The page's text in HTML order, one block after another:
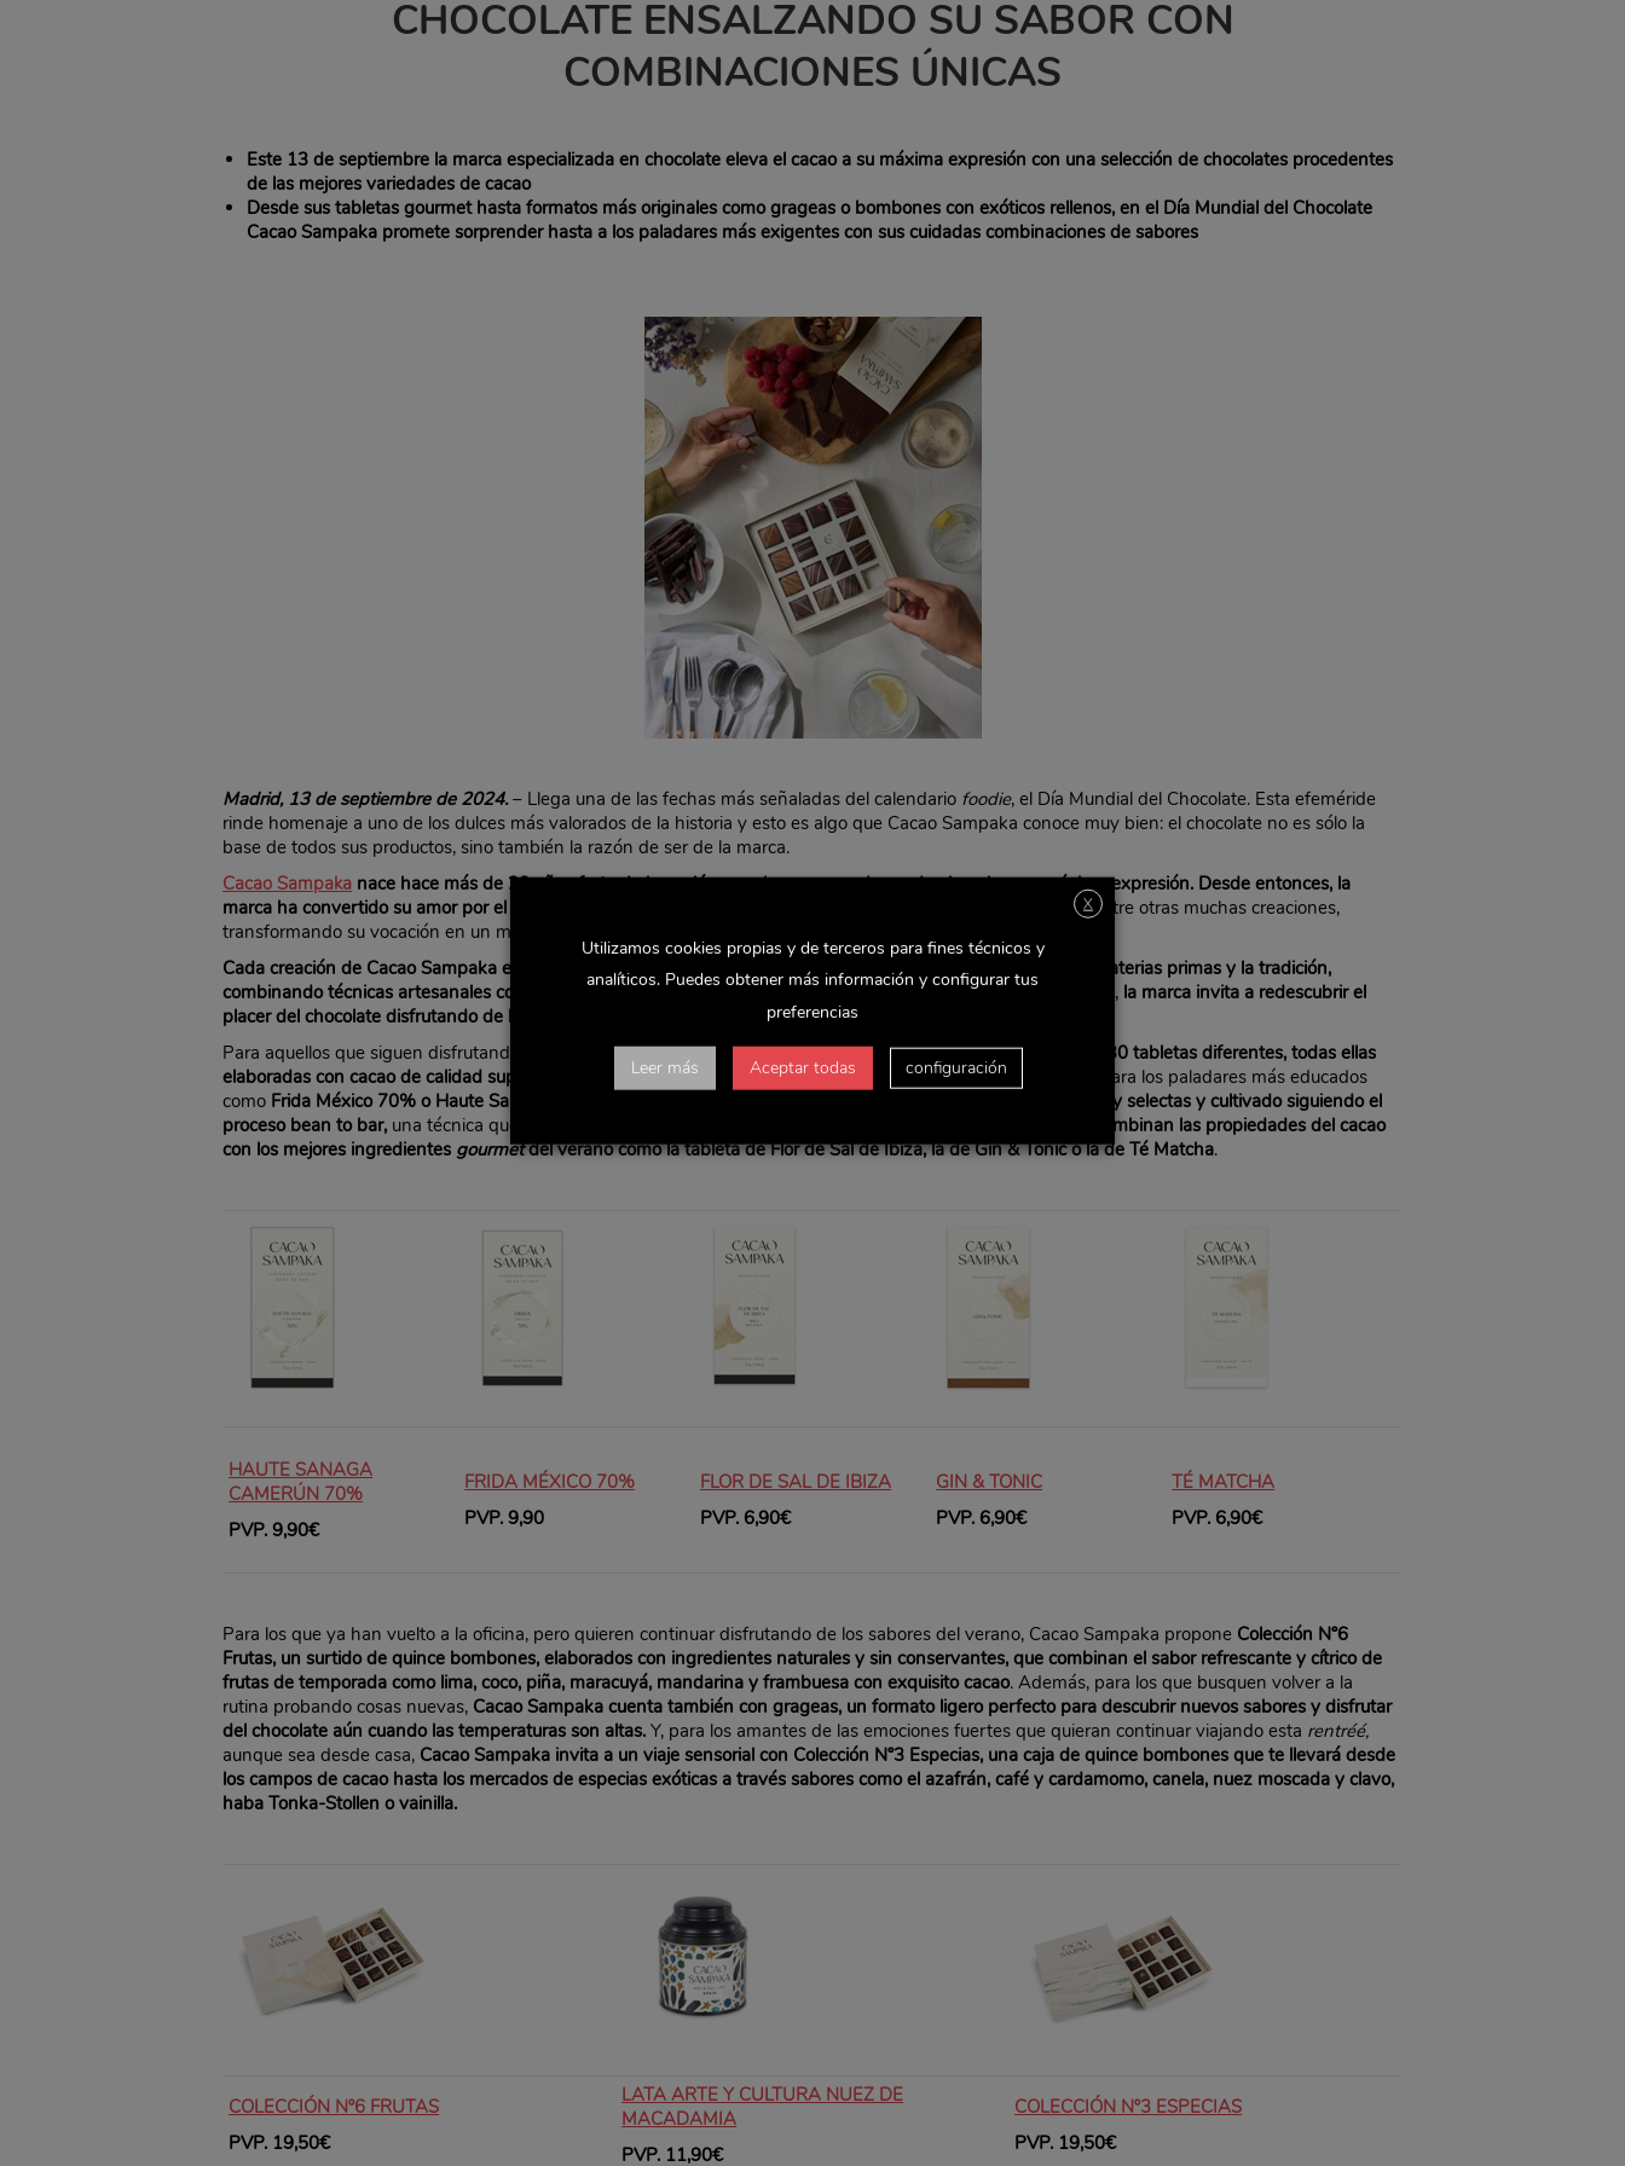
CHOCOLATE ENSALZANDO SU SABOR CON
COMBINACIONES ÚNICAS
Este 13 de septiembre la marca especializada en chocolate eleva el cacao a su máxima expresión con una selección de chocolates procedentes
de las mejores variedades de cacao
Desde sus tabletas gourmet hasta formatos más originales como grageas o bombones con exóticos rellenos, en el Día Mundial del Chocolate
Cacao Sampaka promete sorprender hasta a los paladares más exigentes con sus cuidadas combinaciones de sabores
Madrid, 13 de septiembre de 2024.– Llega una de las fechas más señaladas del calendario foodie, el Día Mundial del Chocolate. Esta efeméride
rinde homenaje a uno de los dulces más valorados de la historia y esto es algo que Cacao Sampaka conoce muy bien: el chocolate no es sólo la
base de todos sus productos, sino también la razón de ser de la marca.
Cacao Sampaka nace hace más de 20 años fruto de la pasión por el cacao y su deseo de elevarlo a su máxima expresión. Desde entonces, la
marca ha convertido su amor por el cacao en todo tipo de productos: tabletas, grageas, bombones o figuras, entre otras muchas creaciones,
transformando su vocación en un manjar a la altura de los paladares más exigentes.
Cada creación de Cacao Sampaka es un testimonio de la dedicación a la calidad, la búsqueda de las mejores materias primas y la tradición,
combinando técnicas artesanales con las nuevas tendencias gastronómicas. Por ello, en esta fecha tan especial, la marca invita a redescubrir el
placer del chocolate disfrutando de los últimos días del verano con el mejor cacao.
Para aquellos que siguen disfrutando de sus vacaciones en el mes de septiembre
Cacao Sampaka cuenta con 30 tabletas diferentes, todas ellas
elaboradas con cacao de calidad superior
. Entre sus variedades podemos descubrir desde sabores diseñados para los paladares más educados
como Frida México 70% o Haute Sanaga Camerún 70%, producidas con cacao procedente de plantaciones muy selectas y cultivado siguiendo el
proceso bean to bar, una técnica que permite destacar el sabor y aromas del grano, hasta
elaboraciones que combinan las propiedades del cacao
con los mejores ingredientes gourmetdel verano como la tableta de Flor de Sal de Ibiza, la de Gin & Tonic o la de Té Matcha.
HAUTE SANAGA
CAMERÚN 70%
PVP. 9,90€
FRIDA MÉXICO 70%
PVP. 9,90
FLOR DE SAL DE IBIZA
PVP. 6,90€
GIN & TONIC
PVP. 6,90€
TÉ MATCHA
PVP. 6,90€
Para los que ya han vuelto a la oficina, pero quieren continuar disfrutando de los sabores del verano, Cacao Sampaka propone Colección Nº6
Frutas, un surtido de quince bombones, elaborados con ingredientes naturales y sin conservantes, que combinan el sabor refrescante y cítrico de
frutas de temporada como lima, coco, piña, maracuyá, mandarina y frambuesa con exquisito cacao. Además, para los que busquen volver a la
rutina probando cosas nuevas, Cacao Sampaka cuenta también con grageas, un formato ligero perfecto para descubrir nuevos sabores y disfrutar
del chocolate aún cuando las temperaturas son altas.Y, para los amantes de las emociones fuertes que quieran continuar viajando esta rentréé,
aunque sea desde casa, Cacao Sampaka invita a un viaje sensorial con Colección Nº3 Especias, una caja de quince bombones que te llevará desde
los campos de cacao hasta los mercados de especias exóticas a través sabores como el azafrán, café y cardamomo, canela, nuez moscada y clavo,
haba Tonka-Stollen o vainilla.
COLECCIÓN Nº6 FRUTAS
PVP. 19,50€
LATA ARTE Y CULTURA NUEZ DE
MACADAMIA
PVP. 11,90€
COLECCIÓN Nº3 ESPECIAS
PVP. 19,50€
X
Utilizamos cookies propias y de terceros para fines técnicos y
analíticos. Puedes obtener más información y configurar tus
preferencias
Leer más Aceptar todas configuración